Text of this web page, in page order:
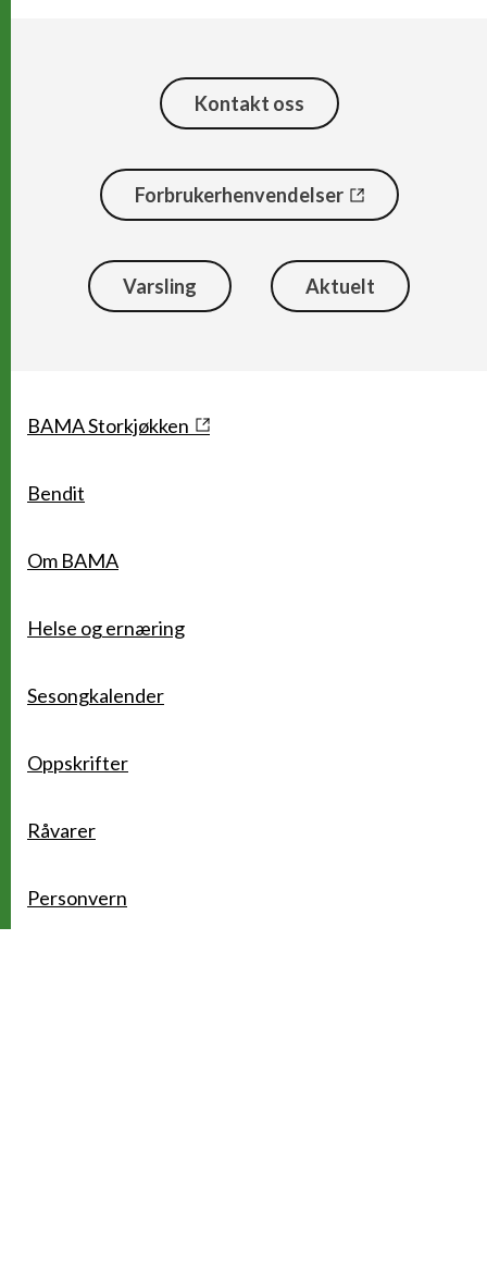
Kontakt oss
Forbrukerhenvendelser
Varsling Aktuelt
Snarveier
BAMA Storkjøkken
Bendit
Om BAMA
Helse og ernæring
Sesongkalender
Oppskrifter
Råvarer
Personvern